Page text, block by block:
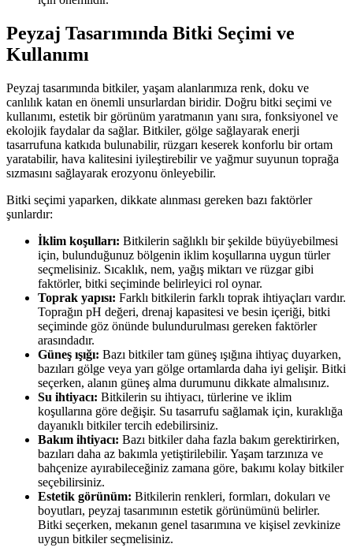
Peyzaj Tasarımında Bitki Seçimi ve
Kullanımı
Peyzaj tasarımında bitkiler, yaşam alanlarımıza renk, doku ve
canlılık katan en önemli unsurlardan biridir. Doğru bitki seçimi ve
kullanımı, estetik bir görünüm yaratmanın yanı sıra, fonksiyonel ve
ekolojik faydalar da sağlar. Bitkiler, gölge sağlayarak enerji
tasarrufuna katkıda bulunabilir, rüzgarı keserek konforlu bir ortam
yaratabilir, hava kalitesini iyileştirebilir ve yağmur suyunun toprağa
sızmasını sağlayarak erozyonu önleyebilir.
Bitki seçimi yaparken, dikkate alınması gereken bazı faktörler
şunlardır:
İklim koşulları: Bitkilerin sağlıklı bir şekilde büyüyebilmesi
için, bulunduğunuz bölgenin iklim koşullarına uygun türler
seçmelisiniz. Sıcaklık, nem, yağış miktarı ve rüzgar gibi
faktörler, bitki seçiminde belirleyici rol oynar.
Toprak yapısı: Farklı bitkilerin farklı toprak ihtiyaçları vardır.
Toprağın pH değeri, drenaj kapasitesi ve besin içeriği, bitki
seçiminde göz önünde bulundurulması gereken faktörler
arasındadır.
Güneş ışığı: Bazı bitkiler tam güneş ışığına ihtiyaç duyarken,
bazıları gölge veya yarı gölge ortamlarda daha iyi gelişir. Bitki
seçerken, alanın güneş alma durumunu dikkate almalısınız.
Su ihtiyacı: Bitkilerin su ihtiyacı, türlerine ve iklim
koşullarına göre değişir. Su tasarrufu sağlamak için, kuraklığa
dayanıklı bitkiler tercih edebilirsiniz.
Bakım ihtiyacı: Bazı bitkiler daha fazla bakım gerektirirken,
bazıları daha az bakımla yetiştirilebilir. Yaşam tarzınıza ve
bahçenize ayırabileceğiniz zamana göre, bakımı kolay bitkiler
seçebilirsiniz.
Estetik görünüm: Bitkilerin renkleri, formları, dokuları ve
boyutları, peyzaj tasarımının estetik görünümünü belirler.
Bitki seçerken, mekanın genel tasarımına ve kişisel zevkinize
uygun bitkiler seçmelisiniz.